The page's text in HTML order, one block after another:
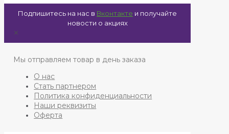
Подпишитесь на нас в Вконтакте и получайте
новости о акциях
✕
Мы отправляем товар в день заказа
О нас
Стать партнером
Политика конфиденциальности
Наши реквизиты
Оферта